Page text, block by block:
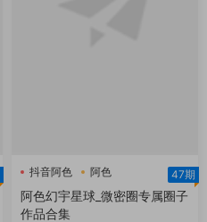
抖音阿色
阿色
阿色幻宇星球
47期
阿色幻宇星球_微密圈专属圈子
作品合集